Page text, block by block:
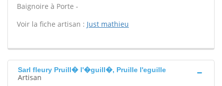
Baignoire à Porte -
Voir la fiche artisan : Just mathieu
Sarl fleury Pruill� l'�guill�, Pruille l'eguille
Artisan